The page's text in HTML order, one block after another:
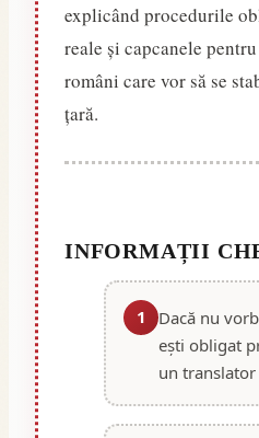
explicând procedurile
reale și capcanele
români care vor să se
țară.
INFORMAȚII
1
Dacă nu
ești obligat
un